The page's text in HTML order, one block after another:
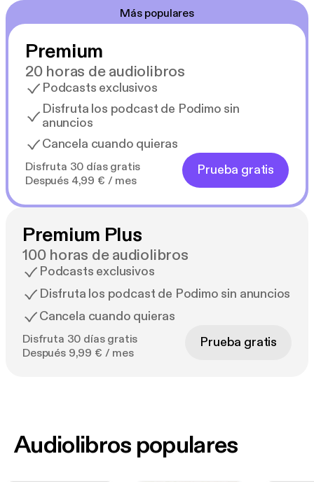
Más populares
Premium
20 horas de audiolibros
Podcasts exclusivos
Disfruta los podcast de Podimo sin
anuncios
Cancela cuando quieras
Disfruta 30 días gratis
Después 4,99 € / mes
Prueba gratis
Premium Plus
100 horas de audiolibros
Podcasts exclusivos
Disfruta los podcast de Podimo sin anuncios
Cancela cuando quieras
Disfruta 30 días gratis
Después 9,99 € / mes
Prueba gratis
Audiolibros populares